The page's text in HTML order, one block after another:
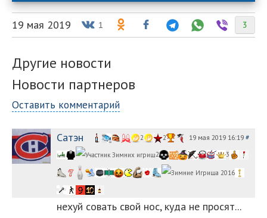
3
19 мая 2019 1
Другие новости
Новости партнеров
Оставить комментарий
Сатэн 19 мая 2019 16:19 #
2
2
2
3
нехуй совать свой нос, куда не просят...